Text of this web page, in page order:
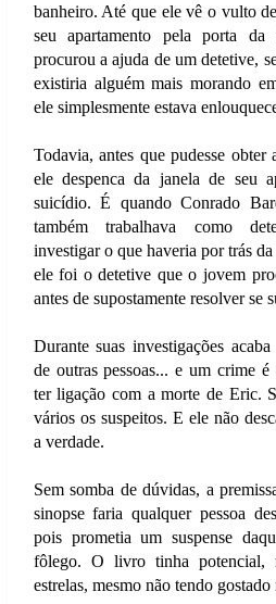
banheiro. Até que ele vê o vulto
seu apartamento pela porta
procurou a ajuda de um detetive,
existiria alguém mais morando
ele simplesmente estava
Todavia, antes que pudesse obter
ele despenca da janela de seu
suicídio. É quando Conrado
também trabalhava como
investigar o que haveria por trás
ele foi o detetive que o jovem
antes de supostamente resolver se
Durante suas investigações
de outras pessoas... e um crime
ter ligação com a morte de Eric.
vários os suspeitos. E ele não
a verdade.
Sem somba de dúvidas, a
sinopse faria qualquer pessoa
pois prometia um suspense
fôlego. O livro tinha
estrelas, mesmo não tendo